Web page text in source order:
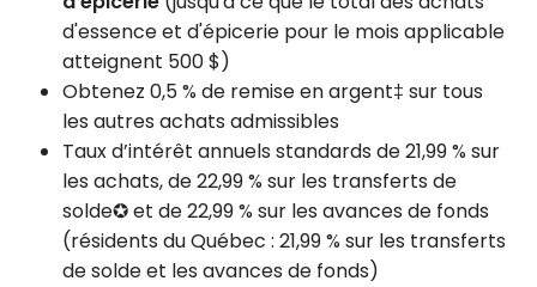
d'essence et d'épicerie pour le mois applicable
atteignent 500 $)
Obtenez 0,5 % de remise en argent‡ sur tous
les autres achats admissibles
Taux d’intérêt annuels standards de 21,99 % sur
les achats, de 22,99 % sur les transferts de
solde✪ et de 22,99 % sur les avances de fonds
(résidents du Québec : 21,99 % sur les transferts
de solde et les avances de fonds)